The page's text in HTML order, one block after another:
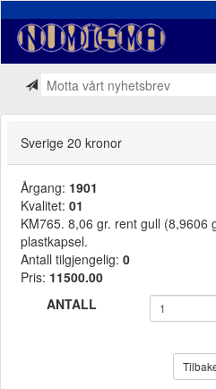
Sverige 20 kronor
Årgang: 1901
Kvalitet: 01
KM765. 8,06 gr. rent gull (8,9606
plastkapsel.
Antall tilgjengelig: 0
Pris: 11500.00
ANTALL